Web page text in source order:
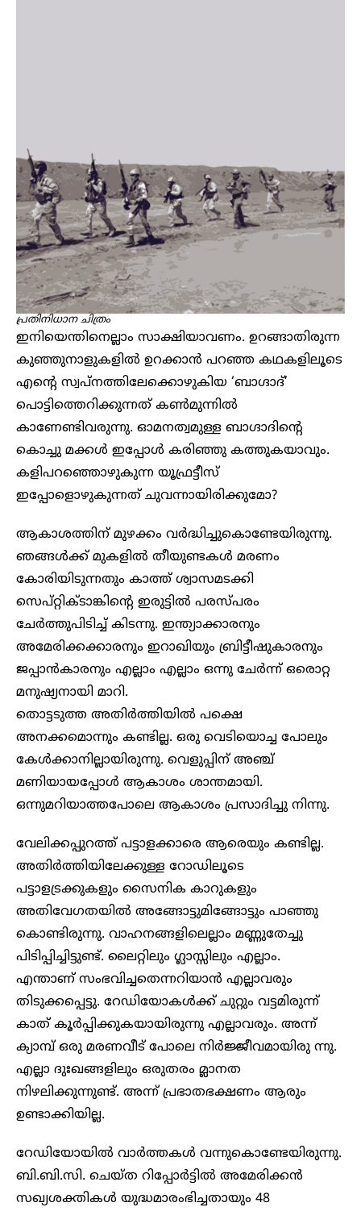
പ്രതിനിധാന ചിത്രം
ഇനിയെന്തിനെല്ലാം സാക്ഷിയാവണം. ഉറങ്ങാതിരുന്ന
കുഞ്ഞുനാളുകളിൽ ഉറക്കാൻ പറഞ്ഞ കഥകളിലൂടെ
എന്റെ സ്വപ്നത്തിലേക്കൊഴുകിയ ‘ബാഗ്ദാദ്’
പൊട്ടിത്തെറിക്കുന്നത് കൺമുന്നിൽ
കാണേണ്ടിവരുന്നു. ഓമനത്വമുള്ള ബാഗ്ദാദിന്റെ
കൊച്ചു മക്കൾ ഇപ്പോൾ കരിഞ്ഞു കത്തുകയാവും.
കളിപറഞ്ഞൊഴുകുന്ന യൂഫ്രട്ടീസ്
ഇപ്പോളൊഴുകുന്നത് ചുവന്നായിരിക്കുമോ?
ആകാശത്തിന് മുഴക്കം വർദ്ധിച്ചുകൊണ്ടേയിരുന്നു.
ഞങ്ങൾക്ക് മുകളിൽ തീയുണ്ടകൾ മരണം
കോരിയിടുന്നതും കാത്ത് ശ്വാസമടക്കി
സെപ്റ്റിക്ടാങ്കിന്റെ ഇരുട്ടിൽ പരസ്പരം
ചേർത്തുപിടിച്ച് കിടന്നു. ഇന്ത്യാക്കാരനും
അമേരിക്കക്കാരനും ഇറാഖിയും ബ്രിട്ടീഷുകാരനും
ജപ്പാൻകാരനും എല്ലാം എല്ലാം ഒന്നു ചേർന്ന് ഒരൊറ്റ
മനുഷ്യനായി മാറി.
തൊട്ടടുത്ത അതിർത്തിയിൽ പക്ഷെ
അനക്കമൊന്നും കണ്ടില്ല. ഒരു വെടിയൊച്ച പോലും
കേൾക്കാനില്ലായിരുന്നു. വെളുപ്പിന് അഞ്ച്
മണിയായപ്പോൾ ആകാശം ശാന്തമായി.
ഒന്നുമറിയാത്തപോലെ ആകാശം പ്രസാദിച്ചു നിന്നു.
വേലിക്കപ്പുറത്ത് പട്ടാളക്കാരെ ആരെയും കണ്ടില്ല.
അതിർത്തിയിലേക്കുള്ള റോഡിലൂടെ
പട്ടാളട്രക്കുകളും സൈനിക കാറുകളും
അതിവേഗതയിൽ അങ്ങോട്ടുമിങ്ങോട്ടും പാഞ്ഞു
കൊണ്ടിരുന്നു. വാഹനങ്ങളിലെല്ലാം മണ്ണുതേച്ചു
പിടിപ്പിച്ചിട്ടുണ്ട്. ലൈറ്റിലും ഗ്ലാസ്സിലും എല്ലാം.
എന്താണ് സംഭവിച്ചതെന്നറിയാൻ എല്ലാവരും
തിടുക്കപ്പെട്ടു. റേഡിയോകൾക്ക് ചുറ്റും വട്ടമിരുന്ന്
കാത് കൂർപ്പിക്കുകയായിരുന്നു എല്ലാവരും. അന്ന്
ക്യാമ്പ് ഒരു മരണവീട് പോലെ നിർജ്ജീവമായിരു ന്നു.
എല്ലാ ദുഃഖങ്ങളിലും ഒരുതരം മ്ലാനത
നിഴലിക്കുന്നുണ്ട്. അന്ന് പ്രഭാതഭക്ഷണം ആരും
ഉണ്ടാക്കിയില്ല.
റേഡിയോയിൽ വാർത്തകൾ വന്നുകൊണ്ടേയിരുന്നു.
ബി.ബി.സി. ചെയ്ത റിപ്പോർട്ടിൽ അമേരിക്കൻ
സഖ്യശക്തികൾ യുദ്ധമാരംഭിച്ചതായും 48